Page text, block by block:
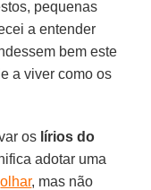
pequenas
a entender
bem este
a viver como os
os lírios do
adotar uma
olhar, mas não